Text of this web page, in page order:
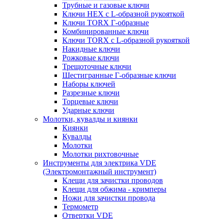
Трубные и газовые ключи
Ключи HEX с L-образной рукояткой
Ключи TORX Г-образные
Комбинированные ключи
Ключи TORX с L-образной рукояткой
Накидные ключи
Рожковые ключи
Трещоточные ключи
Шестигранные Г-образные ключи
Наборы ключей
Разрезные ключи
Торцевые ключи
Ударные ключи
Молотки, кувалды и киянки
Киянки
Кувалды
Молотки
Молотки рихтовочные
Инструменты для электрика VDE
(Электромонтажный инструмент)
Клещи для зачистки проводов
Клещи для обжима - кримперы
Ножи для зачистки провода
Термометр
Отвертки VDE